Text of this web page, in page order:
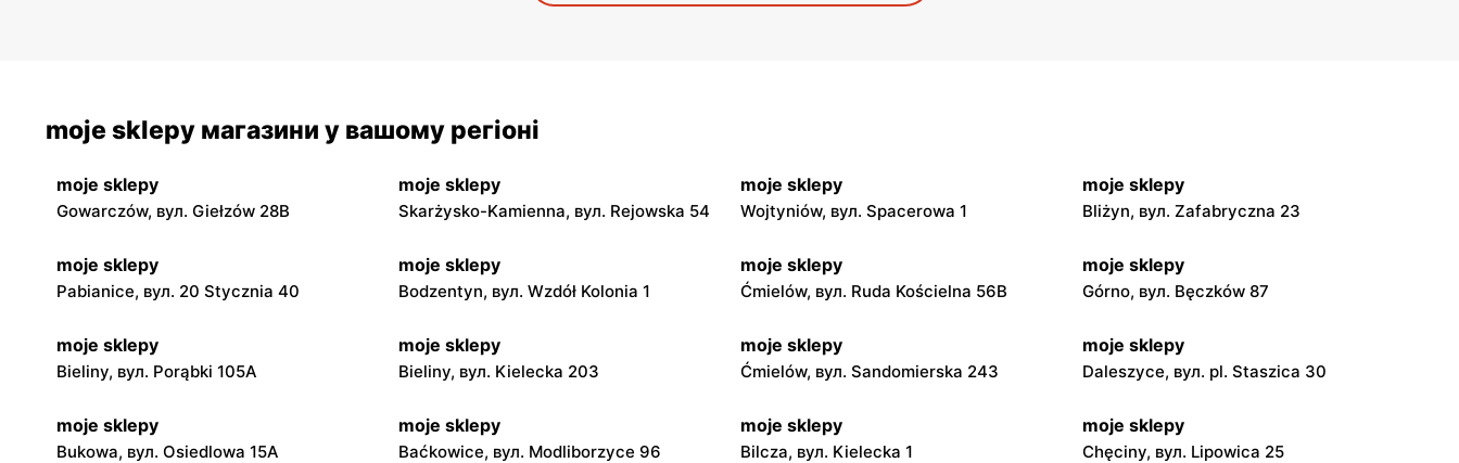
moje sklepy магазини у вашому регіоні
moje sklepy
Gowarczów, вул. Giełzów 28B
moje sklepy
Skarżysko-Kamienna, вул. Rejowska 54
moje sklepy
Wojtyniów, вул. Spacerowa 1
moje sklepy
Bliżyn, вул. Zafabryczna 23
moje sklepy
Pabianice, вул. 20 Stycznia 40
moje sklepy
Bodzentyn, вул. Wzdół Kolonia 1
moje sklepy
Ćmielów, вул. Ruda Kościelna 56B
moje sklepy
Górno, вул. Bęczków 87
moje sklepy
Bieliny, вул. Porąbki 105A
moje sklepy
Bieliny, вул. Kielecka 203
moje sklepy
Ćmielów, вул. Sandomierska 243
moje sklepy
Daleszyce, вул. pl. Staszica 30
moje sklepy
Bukowa, вул. Osiedlowa 15A
moje sklepy
Baćkowice, вул. Modliborzyce 96
moje sklepy
Bilcza, вул. Kielecka 1
moje sklepy
Chęciny, вул. Lipowica 25